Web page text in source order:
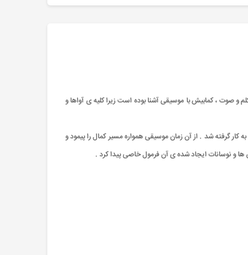
صوت ، کمابیش با موسیقی آشنا بوده است زیرا کلیه ی آواها و
گرفته شد . از آن زمان موسیقی همواره مسیر کمال را پیمود و
ها و نوسانات ایجاد شده ی آن فرمول خاصی پیدا کرد .